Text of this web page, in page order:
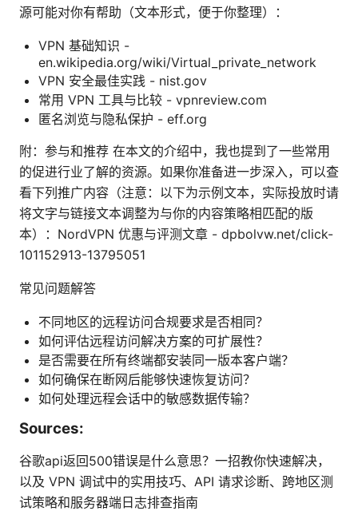
源可能对你有帮助（文本形式，便于你整理）：
VPN 基础知识 -
en.wikipedia.org/wiki/Virtual_private_network
VPN 安全最佳实践 - nist.gov
常用 VPN 工具与比较 - vpnreview.com
匿名浏览与隐私保护 - eff.org
附：参与和推荐 在本文的介绍中，我也提到了一些常用
的促进行业了解的资源。如果你准备进一步深入，可以查
看下列推广内容（注意：以下为示例文本，实际投放时请
将文字与链接文本调整为与你的内容策略相匹配的版
本）：NordVPN 优惠与评测文章 - dpbolvw.net/click-
101152913-13795051
常见问题解答
不同地区的远程访问合规要求是否相同？
如何评估远程访问解决方案的可扩展性？
是否需要在所有终端都安装同一版本客户端？
如何确保在断网后能够快速恢复访问？
如何处理远程会话中的敏感数据传输？
Sources:
谷歌api返回500错误是什么意思？一招教你快速解决，
以及 VPN 调试中的实用技巧、API 请求诊断、跨地区测
试策略和服务器端日志排查指南